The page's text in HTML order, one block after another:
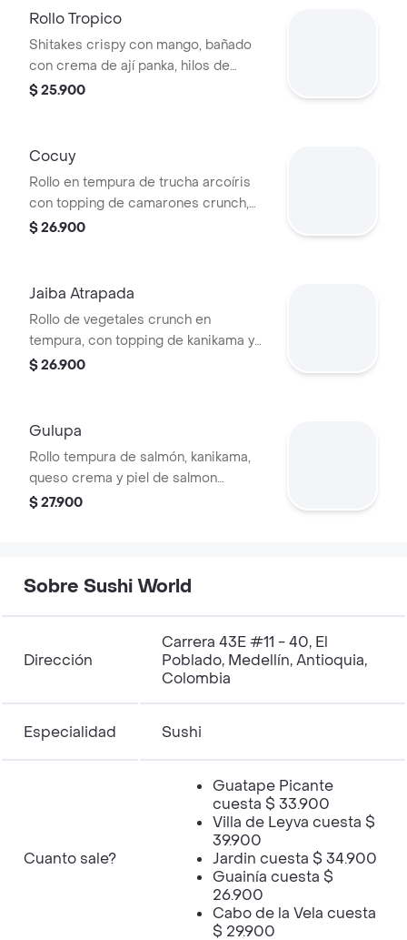
Rollo Tropico
Shitakes crispy con mango, bañado
con crema de ají panka, hilos de
remolacha y crema de marañón.
$ 25.900
Cocuy
Rollo en tempura de trucha arcoíris
con topping de camarones crunch,
tamarindo y quinua pop.
$ 26.900
Jaiba Atrapada
Rollo de vegetales crunch en
tempura, con topping de kanikama y
jaiba en salsa de queso gratinada.
$ 26.900
Gulupa
Rollo tempura de salmón, kanikama,
queso crema y piel de salmon
crocante bañado con nuestra exótica
$ 27.900
Sobre Sushi World
Dirección
Carrera 43E #11 - 40, El
Poblado, Medellín, Antioquia,
Colombia
Especialidad Sushi
Cuanto sale?
Guatape Picante
cuesta $ 33.900
Villa de Leyva cuesta $
39.900
Jardin cuesta $ 34.900
Guainía cuesta $
26.900
Cabo de la Vela cuesta
$ 29.900